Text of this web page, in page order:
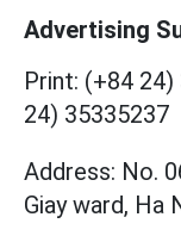
Advertising
Print: (+84
24) 35335237
Address: No.
Giay ward, Ha